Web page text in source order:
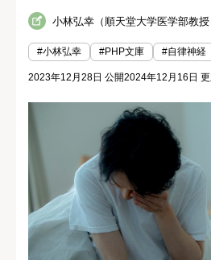
小林弘幸（順天堂大学医学部教授
#小林弘幸 #PHP文庫 #自律神経
2023年12月28日 公開2024年12月16日